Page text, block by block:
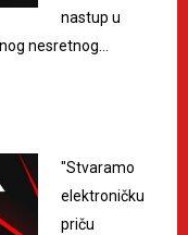
nastup u
nesretnog…
"Stvaramo
elektroničku
priču